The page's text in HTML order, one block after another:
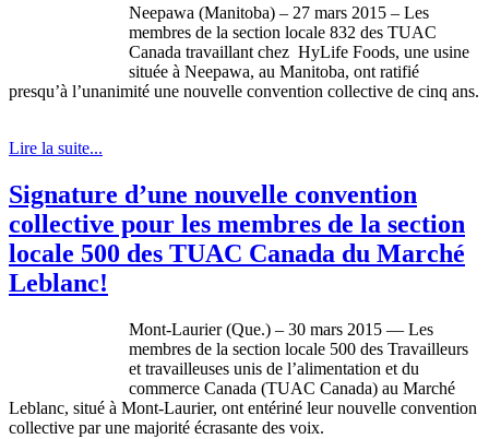
Neepawa (Manitoba) – 27 mars 2015 – Les
membres de la section locale 832 des TUAC
Canada travaillant chez HyLife Foods, une usine
située à Neepawa, au Manitoba, ont ratifié
presqu’à l’unanimité une nouvelle convention collective de cinq ans.
Lire la suite...
Signature d’une nouvelle convention
collective pour les membres de la section
locale 500 des TUAC Canada du Marché
Leblanc!
Mont-Laurier (Que.) – 30 mars 2015 — Les
membres de la section locale 500 des Travailleurs
et travailleuses unis de l’alimentation et du
commerce Canada (TUAC Canada) au Marché
Leblanc, situé à Mont-Laurier, ont entériné leur nouvelle convention
collective par une majorité écrasante des voix.